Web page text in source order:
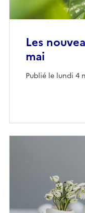
Les
mai
Publié le lundi 4